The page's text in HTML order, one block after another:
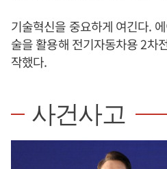
기술혁신을 중요하게 여긴다.
술을 활용해 전기자동차용 2차
작했다.
사건사고